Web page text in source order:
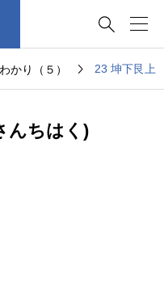

かり（５）  23 坤下艮上
んちはく)